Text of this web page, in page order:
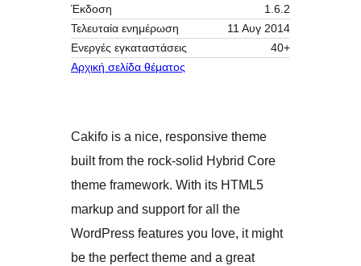
Έκδοση
1.6.2
Τελευταία ενημέρωση
11 Αυγ 2014
Ενεργές εγκαταστάσεις
40+
Αρχική σελίδα θέματος
Cakifo is a nice, responsive theme
built from the rock-solid Hybrid Core
theme framework. With its HTML5
markup and support for all the
WordPress features you love, it might
be the perfect theme and a great